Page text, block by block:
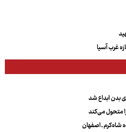
غرب آسیا
بدن ابداع شد
متحول می‌کند
شاه‌کرم ـ اصفهان